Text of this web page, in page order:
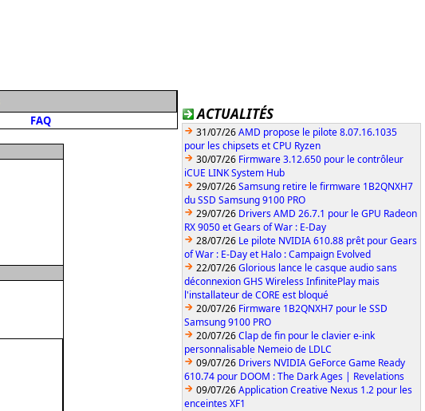
ACTUALITÉS
31/07/26AMD propose le pilote 8.07.16.1035
pour les chipsets et CPU Ryzen
30/07/26 Firmware 3.12.650 pour le contrôleur
iCUE LINK System Hub
29/07/26Samsung retire le firmware 1B2QNXH7
du SSD Samsung 9100 PRO
29/07/26 Drivers AMD 26.7.1 pour le GPU Radeon
RX 9050 et Gears of War : E-Day
28/07/26 Le pilote NVIDIA 610.88 prêt pour Gears
of War : E-Day et Halo : Campaign Evolved
22/07/26Glorious lance le casque audio sans
déconnexion GHS Wireless InfinitePlay mais
l'installateur de CORE est bloqué
20/07/26 Firmware 1B2QNXH7 pour le SSD
Samsung 9100 PRO
20/07/26Clap de fin pour le clavier e-ink
personnalisable Nemeio de LDLC
09/07/26 Drivers NVIDIA GeForce Game Ready
610.74 pour DOOM : The Dark Ages | Revelations
09/07/26Application Creative Nexus 1.2 pour les
enceintes XF1
FAQ